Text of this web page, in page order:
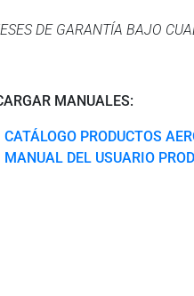
DE GARANTÍA BAJO
MANUALES:
CATÁLOGO PRODUCTOS
MANUAL DEL USUARIO